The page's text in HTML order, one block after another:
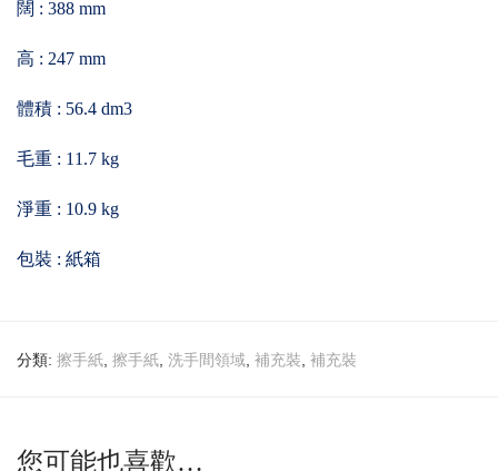
闊 : 388 mm
高 : 247 mm
體積 : 56.4 dm3
毛重 : 11.7 kg
淨重 : 10.9 kg
包裝 : 紙箱
分類: 擦手紙 擦手紙 洗手間領域 補充裝 補充裝
您可能也喜歡…